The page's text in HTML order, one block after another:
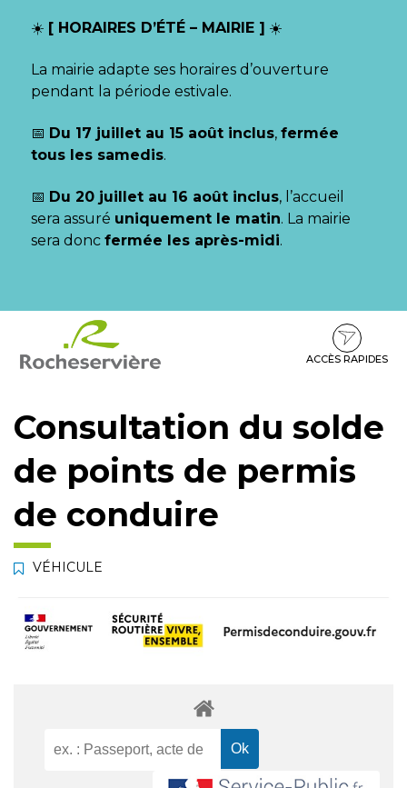
☀️ [ HORAIRES D’ÉTÉ – MAIRIE ] ☀️
La mairie adapte ses horaires d’ouverture
pendant la période estivale.
📅 Du 17 juillet au 15 août inclus, fermée
tous les samedis.
📅 Du 20 juillet au 16 août inclus, l’accueil
sera assuré uniquement le matin. La mairie
sera donc fermée les après-midi.
contenu
pied
ACCÈS RAPIDES
Consultation du solde
de points de permis
de conduire
VÉHICULE